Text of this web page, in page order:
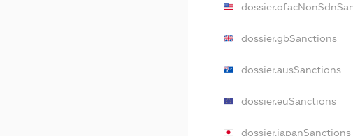
dossier.gbSanctions
dossier.ausSanctions
dossier.euSanctions
dossier.japanSanctions